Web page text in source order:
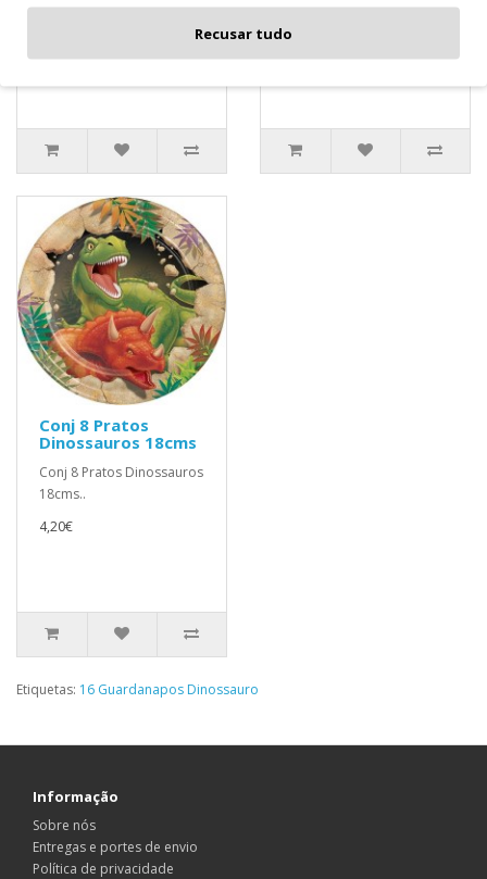
Chapéus Dinossauro ..
Dinossauros..
4,30€
Conj 8 Pratos
Dinossauros 18cms
Conj 8 Pratos Dinossauros
18cms..
4,20€
Etiquetas: 16 Guardanapos Dinossauro
Informação
Sobre nós
Entregas e portes de envio
Política de privacidade
Recusar tudo